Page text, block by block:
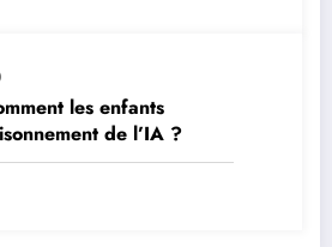
les enfants
de l’IA ?